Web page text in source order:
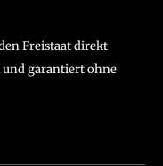
Freistaat direkt
garantiert ohne